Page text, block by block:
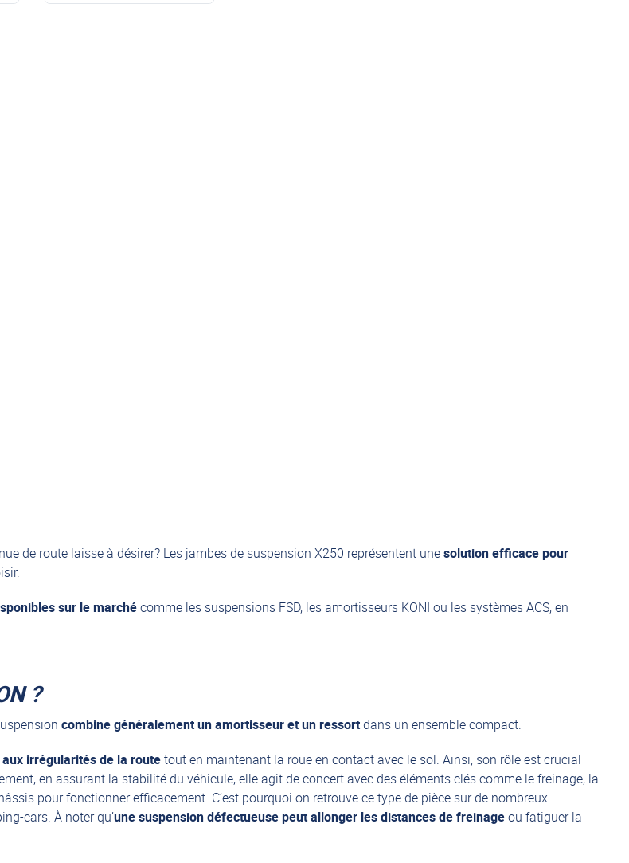
de route laisse à désirer? Les jambes de suspension X250 représentent unesolution efficace pour
sur le marchécomme les suspensions FSD, les amortisseurs KONI ou les systèmes ACS, en
?
combine généralement un amortisseur et un ressortdans un ensemble compact.
irrégularités de la routetout en maintenant la roue en contact avec le sol. Ainsi, son rôle est crucial
en assurant la stabilité du véhicule, elle agit de concert avec des éléments clés comme le freinage, la
pour fonctionner efficacement. C’est pourquoi on retrouve ce type de pièce sur de nombreux
cars. À noter qu’une suspension défectueuse peut allonger les distances de freinageou fatiguer la